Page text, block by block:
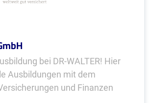
bei DR-WALTER! Hier
Ausbildungen mit dem
und Finanzen